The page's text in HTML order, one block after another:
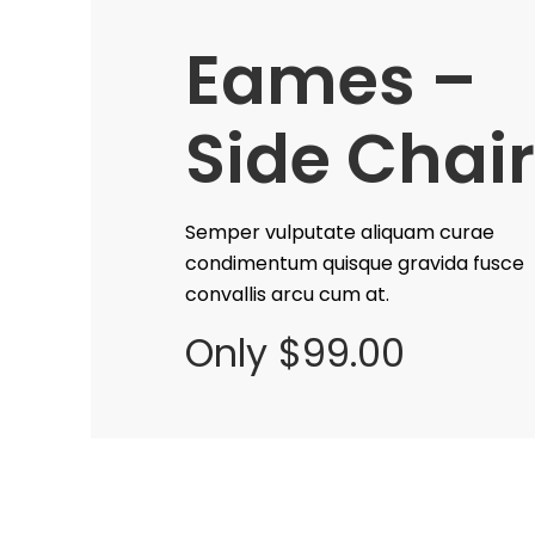
Eames –
Side
Semper vulputate aliquam curae
condimentum quisque gravida fusce
convallis arcu cum at.
Only $99.00